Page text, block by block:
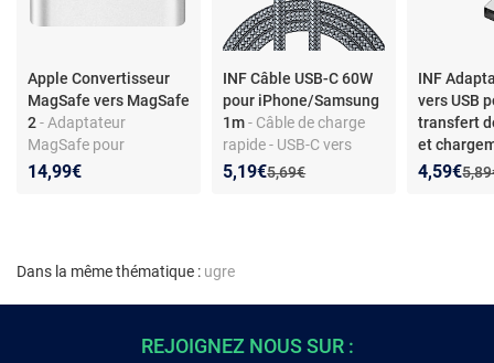
Apple Convertisseur
MagSafe vers MagSafe
2- Adaptateur
MagSafe pour
appareils compatibles
14,99€
INF Câble USB-C 60W
pour iPhone/Samsung
1m- Câble de charge
rapide - USB-C vers
USB-C - Longueur 1m -
Ancien prix :
5,69€
Nouveau prix :
5,19€
Réduction de :
INF
vers USB
transfert
et
de 2 Black
Nouveau
4,59€
Dans la même thématique : ugre
REJOIGNEZ NOUS SUR :